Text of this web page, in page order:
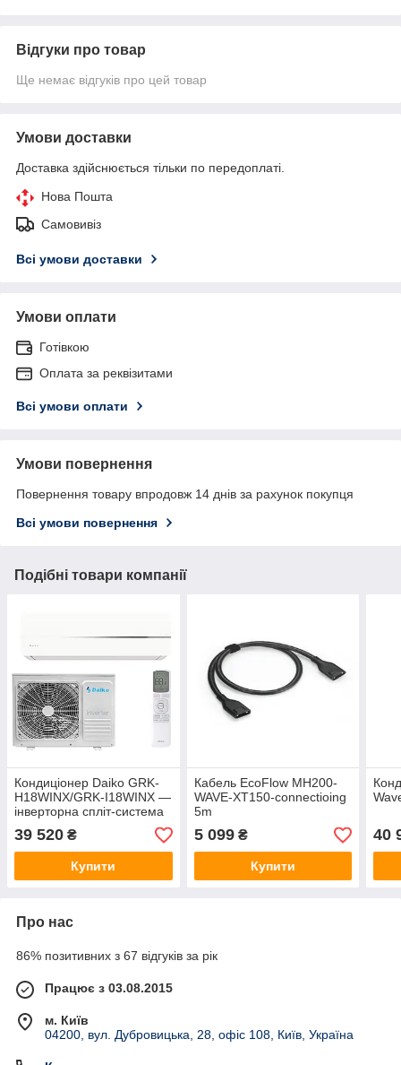
Відгуки про товар
Ще немає відгуків про цей товар
Умови доставки
Доставка здійснюється тільки по передоплаті.
Нова Пошта
Самовивіз
Всі умови доставки
Умови оплати
Готівкою
Оплата за реквізитами
Всі умови оплати
Умови повернення
Повернення товару впродовж 14 днів за рахунок покупця
Всі умови повернення
Подібні товари компанії
Кондиціонер Daiko GRK-
H18WINX/GRK-I18WINX —
інверторна спліт-система
обігрів до −25°C
39 520 ₴
Купити
Кабель EcoFlow MH200-
WAVE-XT150-connectioing
5m
5 099₴
Купити
40
Про нас
86% позитивних з 67 відгуків за рік
Працює з 03.08.2015
м. Київ
04200, вул. Дубровицька, 28, офіс 108, Київ, Україна